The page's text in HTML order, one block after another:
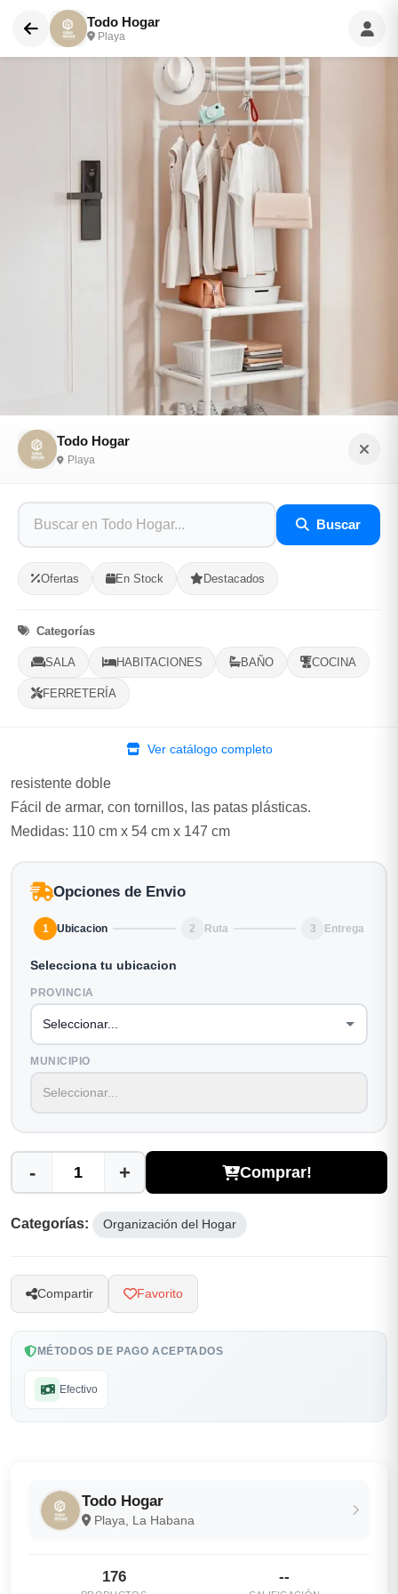
Todo Hogar
Playa
Todo Hogar
Playa
Buscar
Ofertas En Stock Destacados
Categorías
SALA HABITACIONES BAÑO COCINA
FERRETERÍA
Ver catálogo completo
Mueble Esquinero Multipropósito
Sé el primero en opinar
SKU: TODO-H-74371
En Stock
Listo para Entregar
Práctico organizar ropa y zapatos
resistente doble
Fácil de armar, con tornillos, las patas plásticas.
Medidas: 110 cm x 54 cm x 147 cm
Opciones de Envio
1 Ubicacion 2 Ruta 3 Entrega
Selecciona tu ubicacion
PROVINCIA
MUNICIPIO
- + Comprar!
Categorías: Organización del Hogar
Compartir Favorito
MÉTODOS DE PAGO ACEPTADOS
Efectivo
Todo Hogar
Playa, La Habana
176 --